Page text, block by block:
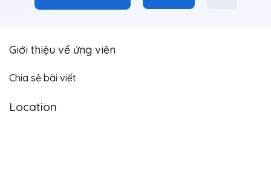
Giới thiệu về ứng viên
Chia sẻ bài viết
Location